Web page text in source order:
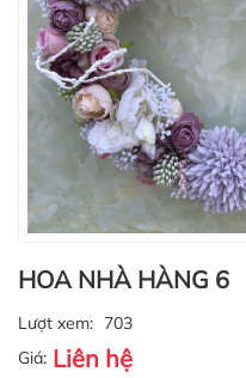
HOA NHÀ HÀNG 6
Lượt xem: 703
Giá: Liên hệ